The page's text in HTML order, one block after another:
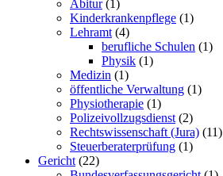
Abitur(1)
Kinderkrankenpflege (1)
Lehramt (4)
berufliche Schulen (1)
Physik (1)
Medizin (1)
öffentliche Verwaltung (1)
Physiotherapie (1)
Polizeivollzugsdienst (2)
Rechtswissenschaft (Jura) (11)
Steuerberaterprüfung (1)
Gericht (22)